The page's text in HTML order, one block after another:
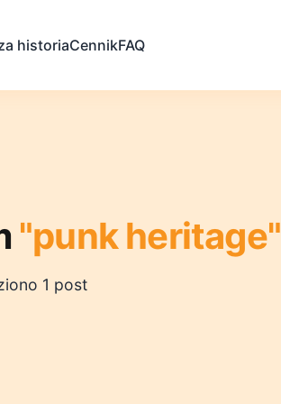
historiaCennikFAQ
"punk heritage"
1 post